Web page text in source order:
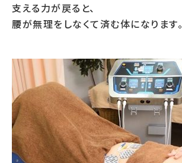
支える力が戻ると、
腰が無理をしなくて済む体になります。